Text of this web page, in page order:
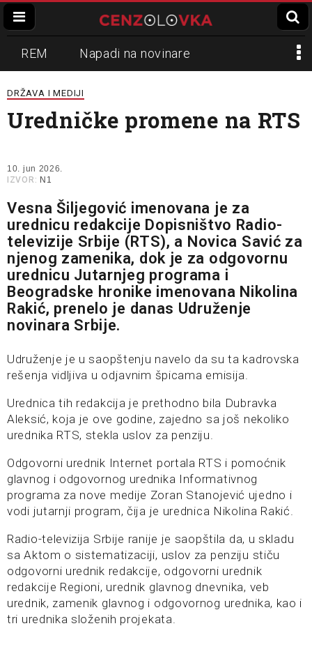
REM Napadi na novinare
Zvučni top
Propaganda Lokalni mediji
DRŽAVA I MEDIJI
Uredničke promene na RTS
10. jun 2026.
IZVOR: N1
Vesna Šiljegović imenovana je za
urednicu redakcije Dopisništvo Radio-
televizije Srbije (RTS), a Novica Savić za
njenog zamenika, dok je za odgovornu
urednicu Jutarnjeg programa i
Beogradske hronike imenovana Nikolina
Rakić, prenelo je danas Udruženje
novinara Srbije.
Udruženje je u saopštenju navelo da su ta kadrovska
rešenja vidljiva u odjavnim špicama emisija.
Urednica tih redakcija je prethodno bila Dubravka
Aleksić, koja je ove godine, zajedno sa još nekoliko
urednika RTS, stekla uslov za penziju.
Odgovorni urednik Internet portala RTS i pomoćnik
glavnog i odgovornog urednika Informativnog
programa za nove medije Zoran Stanojević ujedno i
vodi jutarnji program, čija je urednica Nikolina Rakić.
Radio-televizija Srbije ranije je saopštila da, u skladu
sa Aktom o sistematizaciji, uslov za penziju stiču
odgovorni urednik redakcije, odgovorni urednik
redakcije Regioni, urednik glavnog dnevnika, veb
urednik, zamenik glavnog i odgovornog urednika, kao i
tri urednika složenih projekata.